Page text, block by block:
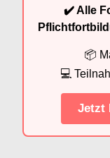
✔️ Alle
📦
💻
Jetzt